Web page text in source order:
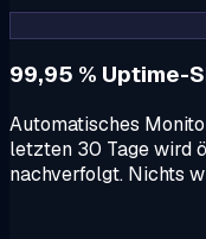
99,95 % Uptime-
Automatisches
letzten 30 Tage wird
nachverfolgt. Nichts